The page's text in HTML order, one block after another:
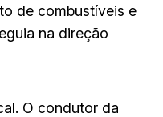
de combustíveis e
na direção
O condutor da